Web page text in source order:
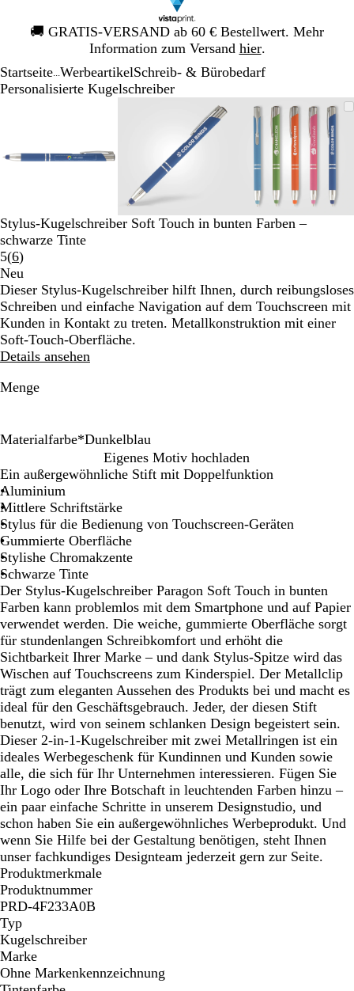
🚚 GRATIS-VERSAND ab 60 € Bestellwert. Mehr
Information zum Versand hier.
Galeriebild
1
Startseite WerbeartikelSchreib- & Bürobedarf
Personalisierte Kugelschreiber
Tasten
zum
Zoomen
Pfeiltasten
zum
Schwenken.
Vergrößer-/verkleinerbares
Bild
Minimum
Klicken
zum
Vergrößern
Verwenden
die
Tasten
zum
Pfeiltasten
zum
Schwenken.
Bild
Zoom
auf
Minimum
Klicken
zum
Sie
die
Tasten
+
und
-
zum
Pfeiltasten
zum
3
Stylus-Kugelschreiber Soft Touch in bunten Farben –
schwarze Tinte
5(6Bewertungen
6
lesen
)
Neu
Dieser Stylus-Kugelschreiber hilft Ihnen, durch reibungsloses
Schreiben und einfache Navigation auf dem Touchscreen mit
Kunden in Kontakt zu treten. Metallkonstruktion mit einer
Soft-Touch-Oberfläche.
Details ansehen
Menge
Materialfarbe*Dunkelblau
r
a
n
g
e
e
l
l
b
l
a
u
o
t
r
ü
n
u
n
k
e
l
b
l
a
u
Eigenes Motiv hochladen
Ein außergewöhnliche Stift mit Doppelfunktion
Aluminium
Mittlere Schriftstärke
Stylus für die Bedienung von Touchscreen-Geräten
Gummierte Oberfläche
Stylishe Chromakzente
Schwarze Tinte
Der Stylus-Kugelschreiber Paragon Soft Touch in bunten
Farben kann problemlos mit dem Smartphone und auf Papier
verwendet werden. Die weiche, gummierte Oberfläche sorgt
für stundenlangen Schreibkomfort und erhöht die
Sichtbarkeit Ihrer Marke – und dank Stylus-Spitze wird das
Wischen auf Touchscreens zum Kinderspiel. Der Metallclip
trägt zum eleganten Aussehen des Produkts bei und macht es
ideal für den Geschäftsgebrauch. Jeder, der diesen Stift
benutzt, wird von seinem schlanken Design begeistert sein.
Dieser 2-in-1-Kugelschreiber mit zwei Metallringen ist ein
ideales Werbegeschenk für Kundinnen und Kunden sowie
alle, die sich für Ihr Unternehmen interessieren. Fügen Sie
Ihr Logo oder Ihre Botschaft in leuchtenden Farben hinzu –
ein paar einfache Schritte in unserem Designstudio, und
schon haben Sie ein außergewöhnliches Werbeprodukt. Und
wenn Sie Hilfe bei der Gestaltung benötigen, steht Ihnen
unser fachkundiges Designteam jederzeit gern zur Seite.
Produktmerkmale
Produktnummer
PRD-4F233A0B
Typ
Kugelschreiber
Marke
Ohne Markenkennzeichnung